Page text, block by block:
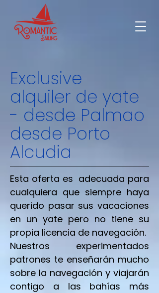
Exclusive
alquiler de yate
- desde Palmao
desde Porto
Alcudia
Esta oferta es adecuada para
cualquiera que siempre haya
querido pasar sus vacaciones
en un yate pero no tiene su
propia licencia de navegación.
Nuestros experimentados
patrones te enseñarán mucho
sobre la navegación y viajarán
contigo a las bahías más